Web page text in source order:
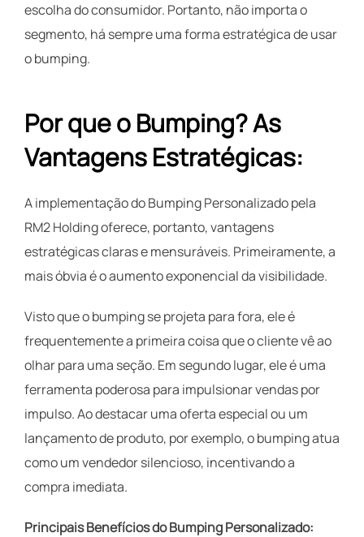
escolha do consumidor. Portanto, não importa o
segmento, há sempre uma forma estratégica de usar
o bumping.
Por que o Bumping? As
Vantagens Estratégicas:
A implementação do Bumping Personalizado pela
RM2 Holding oferece, portanto, vantagens
estratégicas claras e mensuráveis. Primeiramente, a
mais óbvia é o aumento exponencial da visibilidade.
Visto que o bumping se projeta para fora, ele é
frequentemente a primeira coisa que o cliente vê ao
olhar para uma seção. Em segundo lugar, ele é uma
ferramenta poderosa para impulsionar vendas por
impulso. Ao destacar uma oferta especial ou um
lançamento de produto, por exemplo, o bumping atua
como um vendedor silencioso, incentivando a
compra imediata.
Principais Benefícios do Bumping Personalizado: